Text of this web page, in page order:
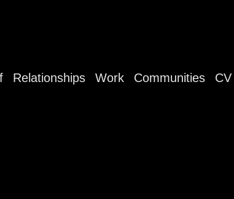
Relationships Work Communities CV